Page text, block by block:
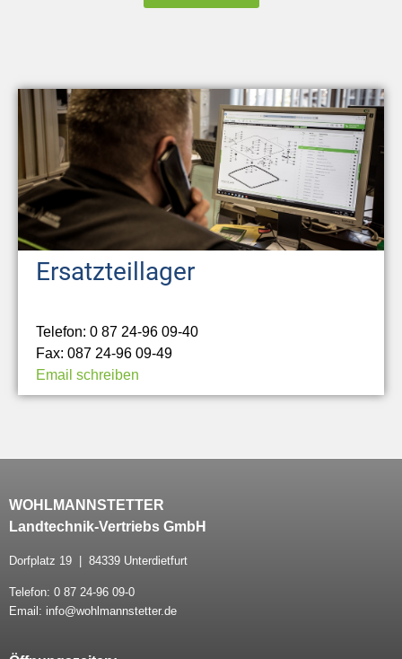
Ersatzteillager
Telefon: 0 87 24-96 09-40
Fax: 087 24-96 09-49
Email schreiben
WOHLMANNSTETTER
Landtechnik-Vertriebs GmbH
Dorfplatz 19 | 84339 Unterdietfurt
Telefon: 0 87 24-96 09-0
Email: info@wohlmannstetter.de